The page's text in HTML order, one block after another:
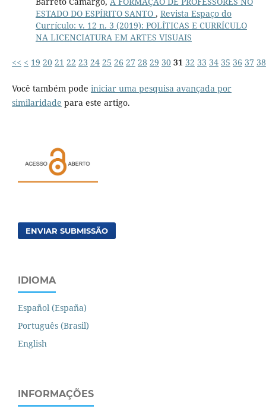
ESTADO DO ESPÍRITO SANTO , Revista Espaço do
Currículo: v. 12 n. 3 (2019): POLÍTICAS E CURRÍCULO
NA LICENCIATURA EM ARTES VISUAIS
<< < 19 20 21 22 23 24 25 26 27 28 29 30 31 32 33 34 35 36 37 38
Você também pode iniciar uma pesquisa avançada por
similaridade para este artigo.
ENVIAR SUBMISSÃO
IDIOMA
Español (España)
Português (Brasil)
English
INFORMAÇÕES